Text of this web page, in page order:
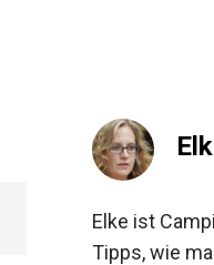
Elke ist
Tipps, wie